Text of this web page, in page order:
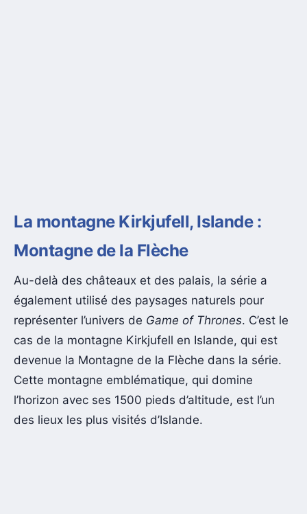
La montagne Kirkjufell, Islande :
Montagne de la Flèche
Au-delà des châteaux et des palais, la série a
également utilisé des paysages naturels pour
représenter l’univers de Game of Thrones. C’est le
cas de la montagne Kirkjufell en Islande, qui est
devenue la Montagne de la Flèche dans la série.
Cette montagne emblématique, qui domine
l’horizon avec ses 1500 pieds d’altitude, est l’un
des lieux les plus visités d’Islande.